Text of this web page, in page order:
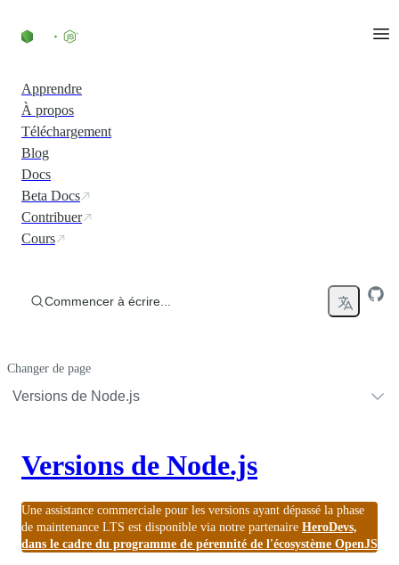
Apprendre
À propos
Téléchargement
Blog
Docs
Beta Docs
Contribuer
Cours
Commencer à écrire...
Changer de page
Versions de Node.js
Versions de Node.js
Une assistance commerciale pour les versions ayant dépassé la phase
de maintenance LTS est disponible via notre partenaire HeroDevs,
dans le cadre du programme de pérennité de l'écosystème OpenJS